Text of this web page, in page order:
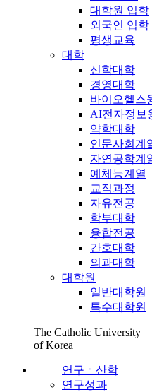
대학원 입학
외국인 입학
평생교육
대학
신학대학
경영대학
바이오헬스
AI전자정보
약학대학
인문사회계
자연공학계
예체능계열
교직과정
자유전공
학부대학
융합전공
간호대학
의과대학
대학원
일반대학원
특수대학원
The Catholic University
of Korea
연구ㆍ산학
연구성과